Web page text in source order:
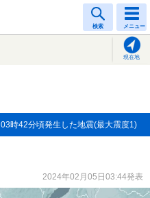
検索 メニュー
現在地
03時42分頃発生した地震(最大震度1)
2024年02月05日03:44発表